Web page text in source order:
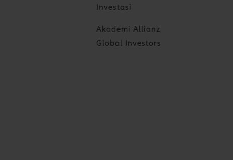
Investasi
Akademi Allianz
Global Investors